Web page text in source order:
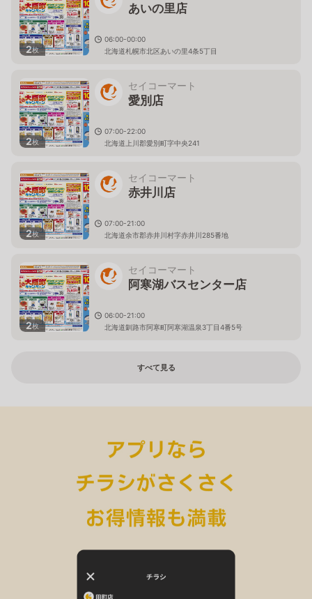
2枚
あいの里店
06:00-00:00
北海道札幌市北区あいの里4条5丁目
2枚
セイコーマート
愛別店
07:00-22:00
北海道上川郡愛別町字中央241
2枚
セイコーマート
赤井川店
07:00-21:00
北海道余市郡赤井川村字赤井川285番地
2枚
セイコーマート
阿寒湖バスセンター店
06:00-21:00
北海道釧路市阿寒町阿寒湖温泉3丁目4番5号
すべて見る